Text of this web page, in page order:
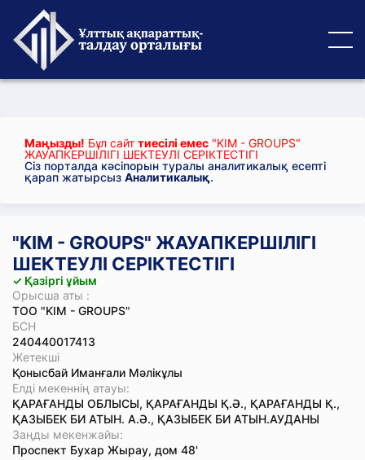
Маңызды! Бұл сайт тиесілі емес "KIM - GROUPS"
ЖАУАПКЕРШІЛІГІ ШЕКТЕУЛІ СЕРІКТЕСТІГІ
Сіз порталда кәсіпорын туралы аналитикалық есепті
қарап жатырсыз Аналитикалық.
"KIM - GROUPS" ЖАУАПКЕРШІЛІГІ
ШЕКТЕУЛІ СЕРІКТЕСТІГІ
✓ Қазіргі ұйым
Орысша аты :
ТОО "KIM - GROUPS"
БСН
240440017413
Жетекші
Қонысбай Иманғали Мәлікұлы
Елді мекеннің атауы:
ҚАРАҒАНДЫ ОБЛЫСЫ, ҚАРАҒАНДЫ Қ.Ә., ҚАРАҒАНДЫ Қ.,
ҚАЗЫБЕК БИ АТЫН. А.Ә., ҚАЗЫБЕК БИ АТЫН.АУДАНЫ
Заңды мекенжайы:
Проспект Бухар Жырау, дом 48'